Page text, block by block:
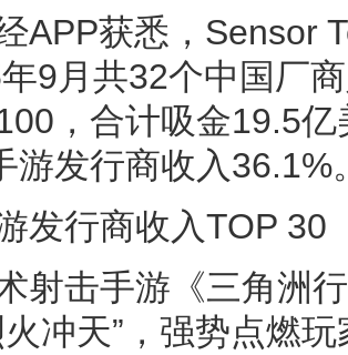
APP获悉，Sensor
9月共32个中国厂
，合计吸金19.5
游发行商收入36.1%
发行商收入TOP 30
射击手游《三角洲
火冲天”，强势点燃